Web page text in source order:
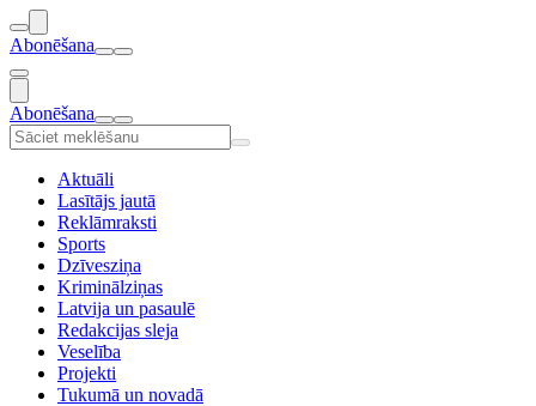
Abonēšana
Abonēšana
Aktuāli
Lasītājs jautā
Reklāmraksti
Sports
Dzīvesziņa
Kriminālziņas
Latvija un pasaulē
Redakcijas sleja
Veselība
Projekti
Tukumā un novadā